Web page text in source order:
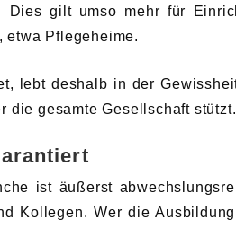
Dies gilt umso mehr für
etwa Pflegeheime.
lebt deshalb in der
die gesamte Gesellschaft stützt.
ist äußerst
Kollegen. Wer die